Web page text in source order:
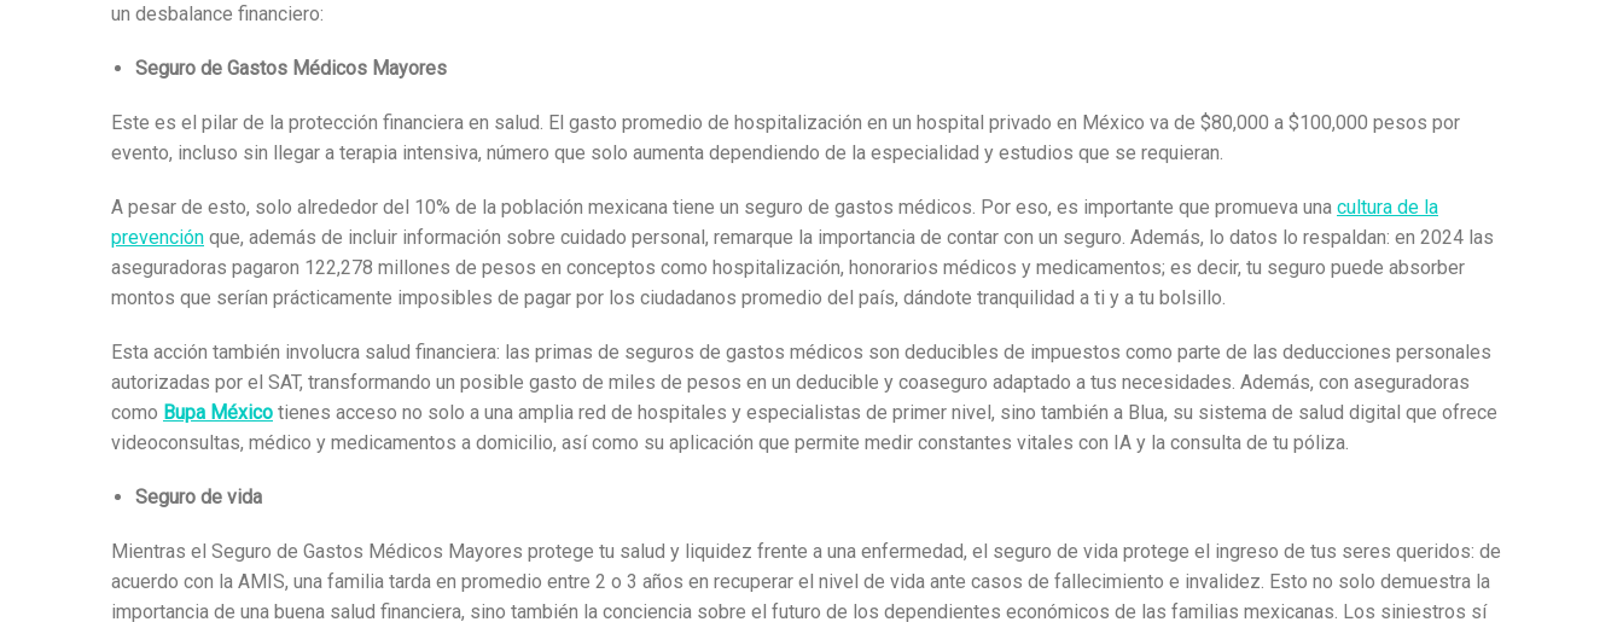
un desbalance financiero:
Seguro de Gastos Médicos Mayores
Este es el pilar de la protección financiera en salud. El gasto promedio de hospitalización en un hospital privado en México va de $80,000 a $100,000 pesos por
evento, incluso sin llegar a terapia intensiva, número que solo aumenta dependiendo de la especialidad y estudios que se requieran.
A pesar de esto, solo alrededor del 10% de la población mexicana tiene un seguro de gastos médicos. Por eso, es importante que promueva una cultura de la
prevención que, además de incluir información sobre cuidado personal, remarque la importancia de contar con un seguro. Además, lo datos lo respaldan: en 2024 las
aseguradoras pagaron 122,278 millones de pesos en conceptos como hospitalización, honorarios médicos y medicamentos; es decir, tu seguro puede absorber
montos que serían prácticamente imposibles de pagar por los ciudadanos promedio del país, dándote tranquilidad a ti y a tu bolsillo.
Esta acción también involucra salud financiera: las primas de seguros de gastos médicos son deducibles de impuestos como parte de las deducciones personales
autorizadas por el SAT, transformando un posible gasto de miles de pesos en un deducible y coaseguro adaptado a tus necesidades. Además, con aseguradoras
como Bupa México tienes acceso no solo a una amplia red de hospitales y especialistas de primer nivel, sino también a Blua, su sistema de salud digital que ofrece
videoconsultas, médico y medicamentos a domicilio, así como su aplicación que permite medir constantes vitales con IA y la consulta de tu póliza.
Seguro de vida
Mientras el Seguro de Gastos Médicos Mayores protege tu salud y liquidez frente a una enfermedad, el seguro de vida protege el ingreso de tus seres queridos: de
acuerdo con la AMIS, una familia tarda en promedio entre 2 o 3 años en recuperar el nivel de vida ante casos de fallecimiento e invalidez. Esto no solo demuestra la
importancia de una buena salud financiera, sino también la conciencia sobre el futuro de los dependientes económicos de las familias mexicanas. Los siniestros sí